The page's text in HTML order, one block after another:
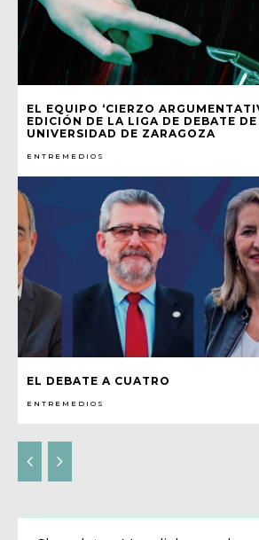
EL EQUIPO ‘CIERZO
EDICIÓN DE LA LIGA DE DEBATE
UNIVERSIDAD DE ZARAGOZA
ENTREMEDIOS
EL DEBATE A CUATRO
ENTREMEDIOS